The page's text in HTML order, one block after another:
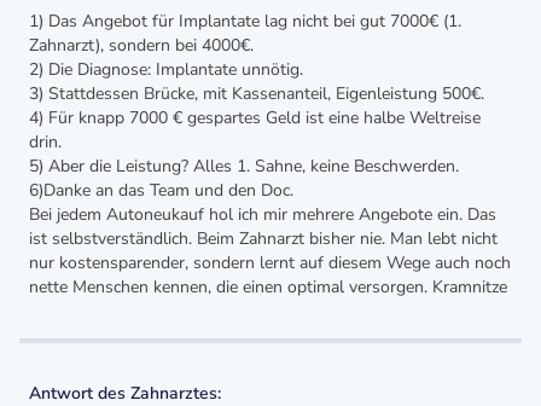
1) Das Angebot für Implantate lag nicht bei gut 7000€ (1.
Zahnarzt), sondern bei 4000€.
2) Die Diagnose: Implantate unnötig.
3) Stattdessen Brücke, mit Kassenanteil, Eigenleistung 500€.
4) Für knapp 7000 € gespartes Geld ist eine halbe Weltreise
drin.
5) Aber die Leistung? Alles 1. Sahne, keine Beschwerden.
6)Danke an das Team und den Doc.
Bei jedem Autoneukauf hol ich mir mehrere Angebote ein. Das
ist selbstverständlich. Beim Zahnarzt bisher nie. Man lebt nicht
nur kostensparender, sondern lernt auf diesem Wege auch noch
nette Menschen kennen, die einen optimal versorgen. Kramnitze
Antwort des Zahnarztes: